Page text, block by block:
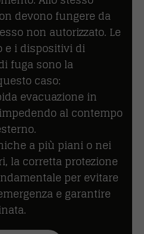
devono fungere da
non autorizzato. Le
e i dispositivi di
fuga sono la
caso:
evacuazione in
al contempo
a più piani o nei
la corretta protezione
per evitare
e garantire